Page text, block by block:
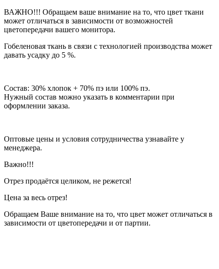
ВАЖНО!!! Обращаем ваше внимание на то, что цвет ткани
может отличаться в зависимости от возможностей
цветопередачи вашего монитора.
Гобеленовая ткань в связи с технологией производства может
давать усадку до 5 %.
Состав: 30% хлопок + 70% пэ или 100% пэ.
Нужный состав можно указать в комментарии при
оформлении заказа.
Оптовые цены и условия сотрудничества узнавайте у
менеджера.
Важно!!!
Отрез продаётся целиком, не режется!
Цена за весь отрез!
Обращаем Ваше внимание на то, что цвет может отличаться в
зависимости от цветопередачи и от партии.